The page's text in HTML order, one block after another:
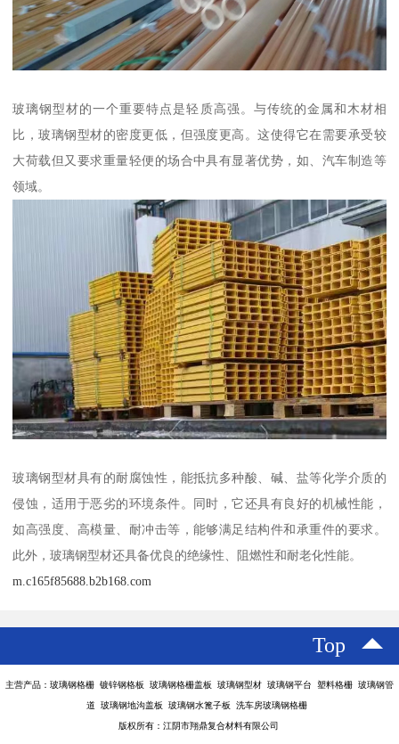
玻璃钢型材的一个重要特点是轻质高强。与传统的金属和木材相
比，玻璃钢型材的密度更低，但强度更高。这使得它在需要承受较
大荷载但又要求重量轻便的场合中具有显著优势，如、汽车制造等
领域。
玻璃钢型材具有的耐腐蚀性，能抵抗多种酸、碱、盐等化学介质的
侵蚀，适用于恶劣的环境条件。同时，它还具有良好的机械性能，
如高强度、高模量、耐冲击等，能够满足结构件和承重件的要求。
此外，玻璃钢型材还具备优良的绝缘性、阻燃性和耐老化性能。
m.c165f85688.b2b168.com
Top
主营产品：玻璃钢格栅 镀锌钢格板 玻璃钢格栅盖板 玻璃钢型材 玻璃钢平台 塑料格栅 玻璃钢管
道 玻璃钢地沟盖板 玻璃钢水篦子板 洗车房玻璃钢格栅
版权所有：江阴市翔鼎复合材料有限公司